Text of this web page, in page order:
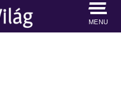
MENU